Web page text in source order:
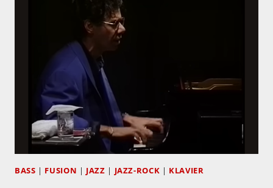
BASS | FUSION | JAZZ | JAZZ-ROCK | KLAVIER